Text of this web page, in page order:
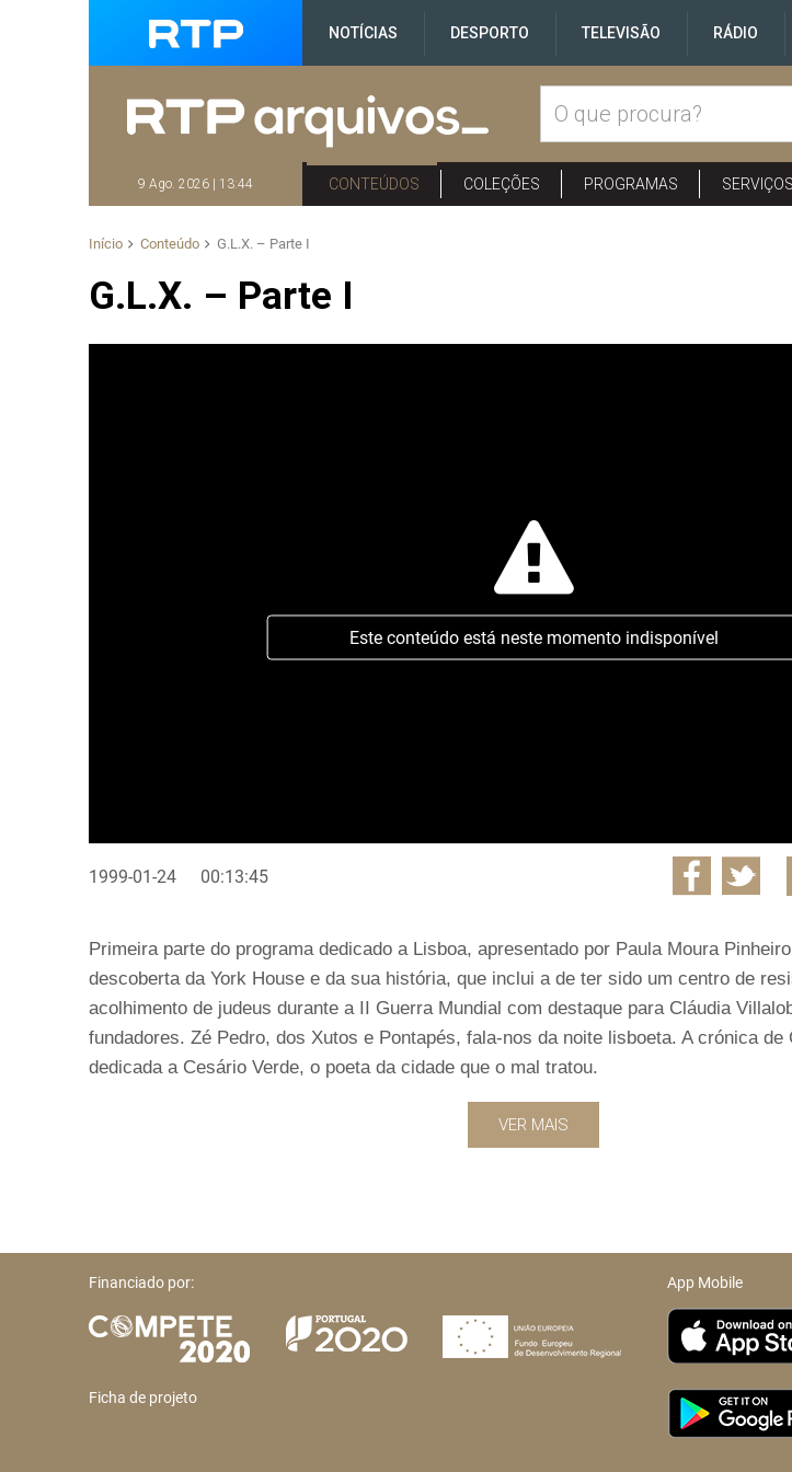
NOTÍCIAS DESPORTO TELEVISÃO RÁDIO
9 Ago. 2026 | 13:44 CONTEÚDOS COLEÇÕES PROGRAMAS SERVIÇOS
Início Conteúdo G.L.X. – Parte I
G.L.X. – Parte I
Este conteúdo está neste momento indisponível
1999-01-24 00:13:45
Primeira parte do programa dedicado a Lisboa, apresentado por Paula Moura
descoberta da York House e da sua história, que inclui a de ter sido um centro de
acolhimento de judeus durante a II Guerra Mundial com destaque para Cláudia
fundadores. Zé Pedro, dos Xutos e Pontapés, fala-nos da noite lisboeta. A crónica de
dedicada a Cesário Verde, o poeta da cidade que o mal tratou.
VER MAIS
Financiado por:
Ficha de projeto
App Mobile